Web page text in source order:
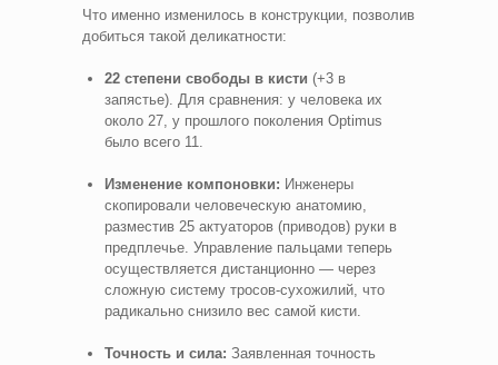
Что именно изменилось в конструкции, позволив
добиться такой деликатности:
22 степени свободы в кисти (+3 в
запястье). Для сравнения: у человека их
около 27, у прошлого поколения Optimus
было всего 11.
Изменение компоновки: Инженеры
скопировали человеческую анатомию,
разместив 25 актуаторов (приводов) руки в
предплечье. Управление пальцами теперь
осуществляется дистанционно — через
сложную систему тросов-сухожилий, что
радикально снизило вес самой кисти.
Точность и сила: Заявленная точность